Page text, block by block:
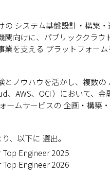
の システム基盤設計・構築
向けに、パブリッククラウ
業を支える プラットフォー
とノウハウを活かし、複数の
、AWS、OCI）において、金
ームサービスの 企画・構築
、以下に 選出。
Engineer 2025
Engineer 2026